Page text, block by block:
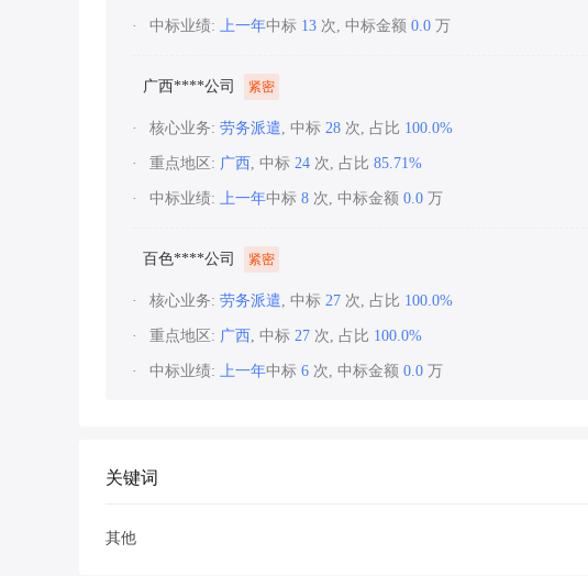
中标业绩: 上一年中标 13 次, 中标金额 0.0 万
广西****公司 紧密
核心业务: 劳务派遣, 中标 28 次, 占比 100.0%
重点地区: 广西, 中标 24 次, 占比 85.71%
中标业绩: 上一年中标 8 次, 中标金额 0.0 万
百色****公司 紧密
核心业务: 劳务派遣, 中标 27 次, 占比 100.0%
重点地区: 广西, 中标 27 次, 占比 100.0%
中标业绩: 上一年中标 6 次, 中标金额 0.0 万
关键词
其他